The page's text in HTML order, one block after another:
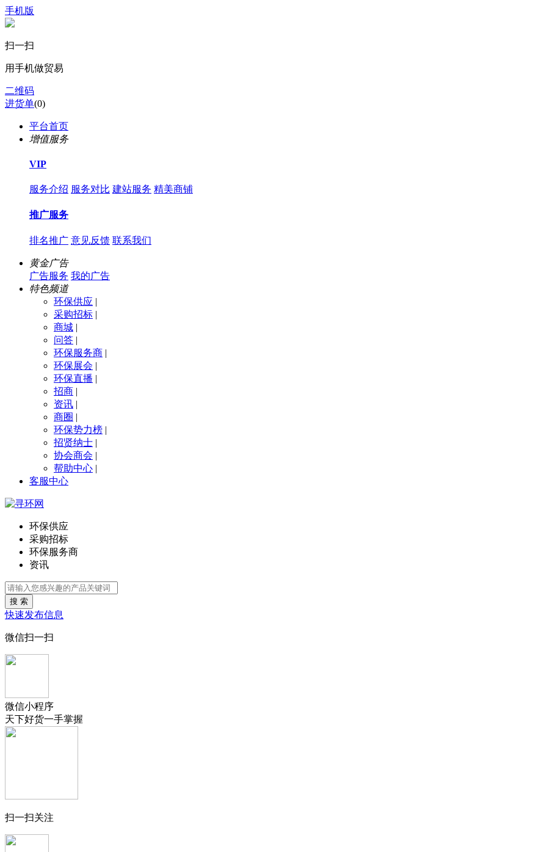
手机版
扫一扫
用手机做贸易
二维码
进货单(0)
平台首页
增值服务
VIP
服务介绍 服务对比 建站服务 精美商铺
推广服务
排名推广 意见反馈 联系我们
黄金广告
广告服务 我的广告
特色频道
环保供应 |
采购招标 |
商城 |
问答 |
环保服务商 |
环保展会 |
环保直播 |
招商 |
资讯 |
商圈 |
环保势力榜 |
招贤纳士 |
协会商会 |
帮助中心 |
客服中心
环保供应
采购招标
环保服务商
资讯
搜 索
快速发布信息
微信扫一扫
微信小程序
天下好货一手掌握
扫一扫关注